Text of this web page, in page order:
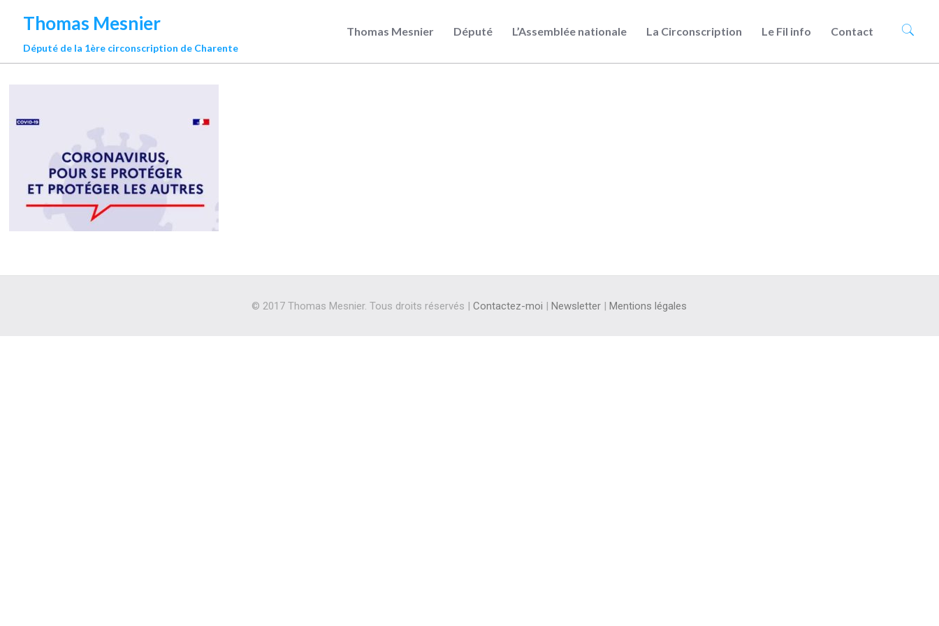
Thomas Mesnier
Député de la 1ère circonscription de Charente
Thomas Mesnier Député L’Assemblée nationale La Circonscription Le Fil info Contact
© 2017 Thomas Mesnier. Tous droits réservés |Contactez-moi |Newsletter |Mentions légales